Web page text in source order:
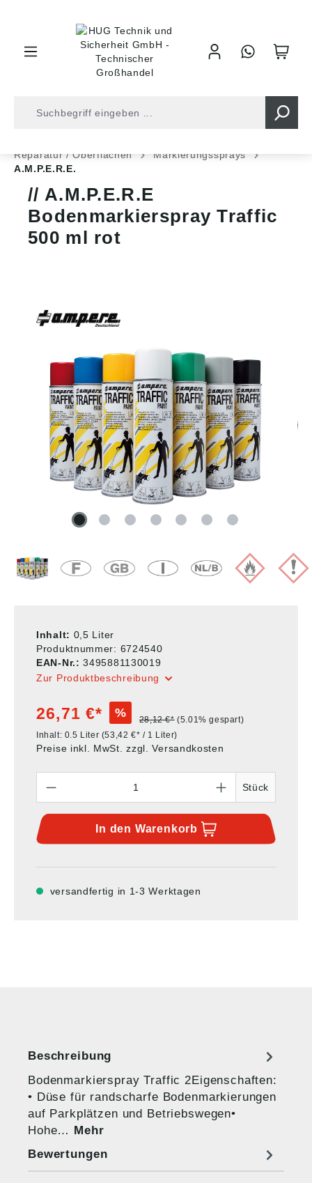
Reparatur / Oberflächen
Markierungssprays
A.M.P.E.R.E.
A.M.P.E.R.E
Bodenmarkierspray Traffic
500 ml rot
Inhalt: 0,5 Liter
Produktnummer: 6724540
EAN-Nr.:3495881130019
Zur Produktbeschreibung
26,71 €* % 28,12 €* (5.01% gespart)
Inhalt: 0.5 Liter (53,42 €* / 1 Liter)
Preise inkl. MwSt. zzgl. Versandkosten
Stück
In den Warenkorb
versandfertig in 1-3 Werktagen
Beschreibung
Bodenmarkierspray Traffic 2Eigenschaften:
• Düse für randscharfe Bodenmarkierungen
auf Parkplätzen und Betriebswegen•
Hohe… Mehr
Bewertungen